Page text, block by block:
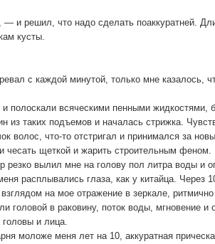
и решил, что надо сделать поаккуратней.
кусты.
с каждой минутой, только мне казалось,
и полоскали всяческими пенными жидкостями,
из таких подъемов и началась стрижка.
волос, что-то отстригал и принимался за
чесать щеткой и жарить строительным
резко вылил мне на голову пол литра воды и
расплывались глаза, как у китайца. Через
на мое отражение в зеркале,
головой в раковину, поток воды, мгновение и
и лица.
моложе меня лет на 10, аккуратная